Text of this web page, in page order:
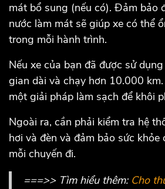
mát bổ sung (nếu có). Đảm bảo
nước làm mát sẽ giúp xe có thể
trong mỗi hành trình.
Nếu xe của bạn đã được sử
gian dài và chạy hơn 10.000
một giải pháp làm sạch để khôi
Ngoài ra, cần phải kiểm tra hệ
hơi và đèn và đảm bảo sức khỏe
mỗi chuyến đi.
===>> Tìm hiểu thêm: Cho